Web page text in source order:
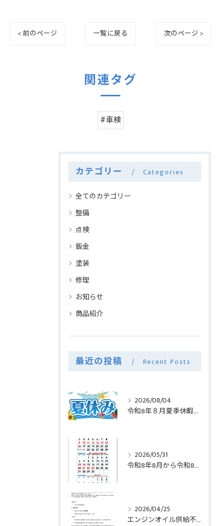
< 前のページ 一覧に戻る 次のページ >
関連タグ
#車検
カテゴリー Categories
全てのカテゴリー
整備
点検
鈑金
塗装
修理
お知らせ
商品紹介
最近の投稿 Recent Posts
2026/08/04
令和8年８月夏季休暇ご案内
2026/05/31
令和8年8月から令和8年10月までの弊社カレンダーご案内
2026/04/25
エンジンオイル供給不足に伴うお知らせ